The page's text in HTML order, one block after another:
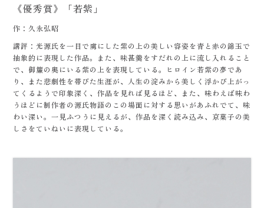
《優秀賞》「若紫」
作：久永弘昭
講評：光源氏を一目で虜にした紫の上の美しい容姿を青と赤の錦玉で
抽象的に表現した作品。また、味甚羹をすだれの上に流し入れること
で、御簾の奥にいる紫の上を表現している。ヒロイン若紫の夢であ
り、また悲劇性を帯びた生涯が、人生の淀みから美しく浮かび上がっ
てくるようで印象深く、作品を見れば見るほど、また、味わえば味わ
うほどに制作者の源氏物語のこの場面に対する思いがあふれでて、味
わい深い。一見ふつうに見えるが、作品を深く読み込み、京菓子の美
しさをていねいに表現している。